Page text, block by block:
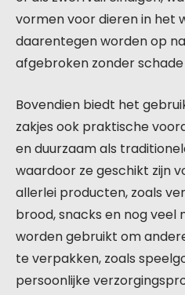
vormen voor dieren in het
daarentegen worden op
afgebroken zonder
Bovendien biedt het
zakjes ook praktische
en duurzaam als
waardoor ze geschikt zijn
allerlei producten, zoals
brood, snacks en nog veel
worden gebruikt om
te verpakken, zoals
persoonlijke